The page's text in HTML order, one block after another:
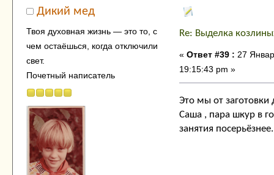
Дикий мед
Твоя духовнaя жизнь — это тo, с
чем остaёшься, когда отключили
свет.
Почетный написатель
Re: Выделка
« Ответ #39 : 27
19:15:43 pm »
Это мы от
Саша , пара шкур в
занятия посерьёзнее.